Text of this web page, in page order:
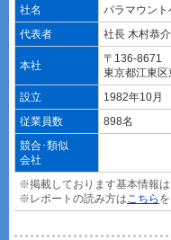
社名
パラマウン
代表者
社長 木村恭介
本社
〒136-8671
東京都江東
設立
1982年10月
従業員数
898名
競合･類似
会社
※掲載しております基本情報は
※レポートの読み方はこちら